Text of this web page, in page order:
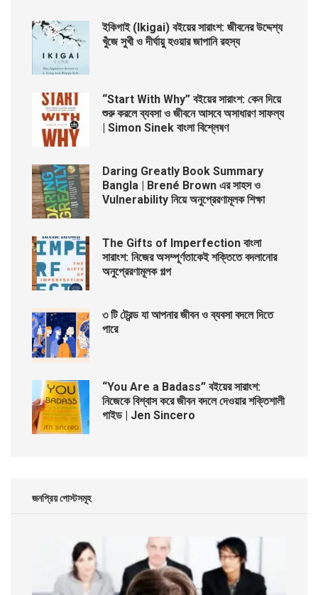
ইকিগাই (Ikigai) বইয়ের সারাংশ: জীবনের উদ্দেশ্য
খুঁজে সুখী ও দীর্ঘায়ু হওয়ার জাপানি রহস্য
“Start With Why” বইয়ের সারাংশ: কেন দিয়ে
শুরু করলে ব্যবসা ও জীবনে আসবে অসাধারণ সাফল্য
| Simon Sinek বাংলা বিশ্লেষণ
Daring Greatly Book Summary
Bangla | Brené Brown এর সাহস ও
Vulnerability নিয়ে অনুপ্রেরণামূলক শিক্ষা
The Gifts of Imperfection বাংলা
সারাংশ: নিজের অসম্পূর্ণতাকেই শক্তিতে বদলানোর
অনুপ্রেরণামূলক গল্প
৩ টি ট্রেন্ড যা আপনার জীবন ও ব্যবসা বদলে দিতে
পারে
“You Are a Badass” বইয়ের সারাংশ:
নিজেকে বিশ্বাস করে জীবন বদলে দেওয়ার শক্তিশালী
গাইড | Jen Sincero
জনপ্রিয় পোস্টসমূহ